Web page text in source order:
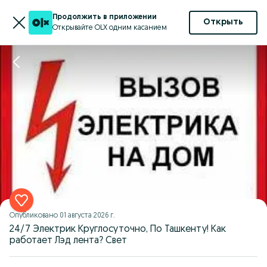
Продолжить в приложении
Открывайте OLX одним касанием
Открыть
Опубликовано 01 августа 2026 г.
24/7 Электрик Круглосуточно, По Ташкенту! Как
работает Лэд лента? Свет